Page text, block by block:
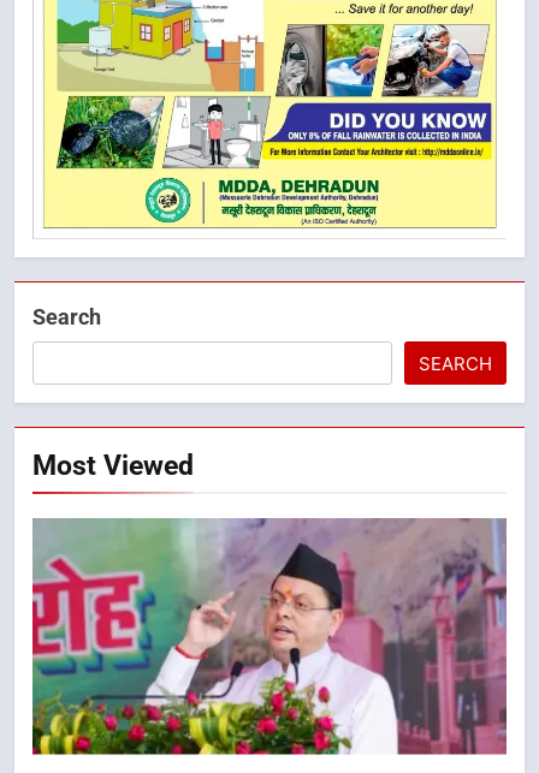
Search
SEARCH
Most Viewed